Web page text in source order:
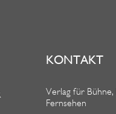
KONTAKT
Verlag für Bühne,
Fernsehen